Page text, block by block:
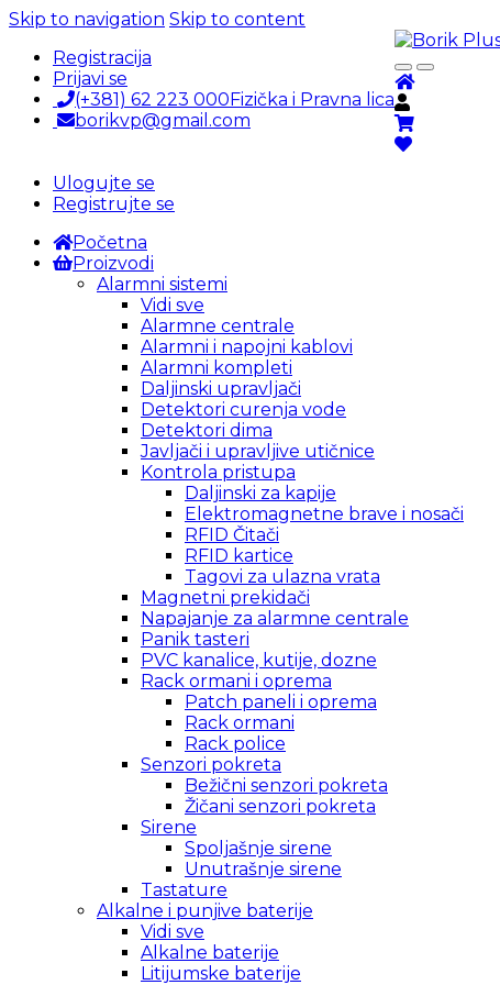
Skip to navigation Skip to content
Registracija
Prijavi se
(+381) 62 223 000Fizička i Pravna lica
borikvp@gmail.com
Ulogujte se
Registrujte se
Početna
Proizvodi
Alarmni sistemi
Vidi sve
Alarmne centrale
Alarmni i napojni kablovi
Alarmni kompleti
Daljinski upravljači
Detektori curenja vode
Detektori dima
Javljači i upravljive utičnice
Kontrola pristupa
Daljinski za kapije
Elektromagnetne brave i nosači
RFID Čitači
RFID kartice
Tagovi za ulazna vrata
Magnetni prekidači
Napajanje za alarmne centrale
Panik tasteri
PVC kanalice, kutije, dozne
Rack ormani i oprema
Patch paneli i oprema
Rack ormani
Rack police
Senzori pokreta
Bežični senzori pokreta
Žičani senzori pokreta
Sirene
Spoljašnje sirene
Unutrašnje sirene
Tastature
Alkalne i punjive baterije
Vidi sve
Alkalne baterije
Litijumske baterije